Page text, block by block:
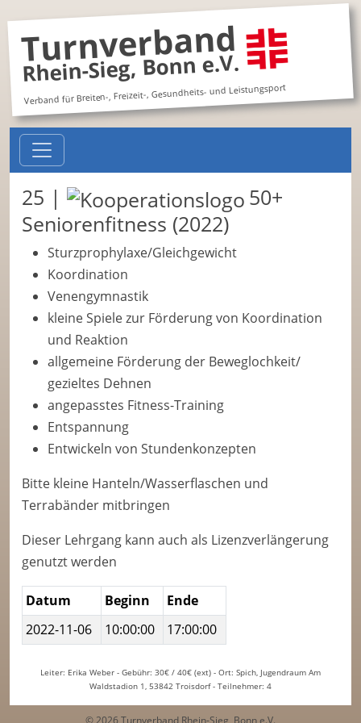
Turnverband
Rhein-Sieg, Bonn e.V.
Verband für Breiten-, Freizeit-, Gesundheits- und Leistungsport
25 |
50+
Seniorenfitness (2022)
Sturzprophylaxe/Gleichgewicht
Koordination
Venengymnastik
kleine Spiele zur Förderung von Koordination
und Reaktion
allgemeine Förderung der Beweglochkeit/
gezieltes Dehnen
angepasstes Fitness-Training
Entspannung
Entwickeln von Stundenkonzepten
Bitte kleine Hanteln/Wasserflaschen und
Terrabänder mitbringen
Dieser Lehrgang kann auch als Lizenzverlängerung
genutzt werden
Datum Beginn
Ende
2022-11-06
10:00:00 17:00:00
Leiter: Erika Weber - Gebühr: 30€ / 40€ (ext) - Ort: Spich, Jugendraum Am
Waldstadion 1, 53842 Troisdorf - Teilnehmer: 4